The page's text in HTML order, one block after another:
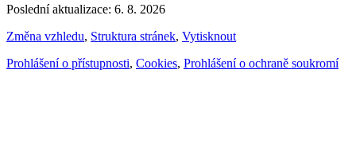
Poslední aktualizace: 6. 8. 2026
Změna vzhledu, Struktura stránek, Vytisknout
Prohlášení o přístupnosti, Cookies, Prohlášení o ochraně soukromí